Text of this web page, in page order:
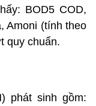
BOD5 COD,
Amoni (tính theo
quy chuẩn.
phát sinh gồm: